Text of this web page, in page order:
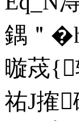
鍝＂
暶荗{
祐J